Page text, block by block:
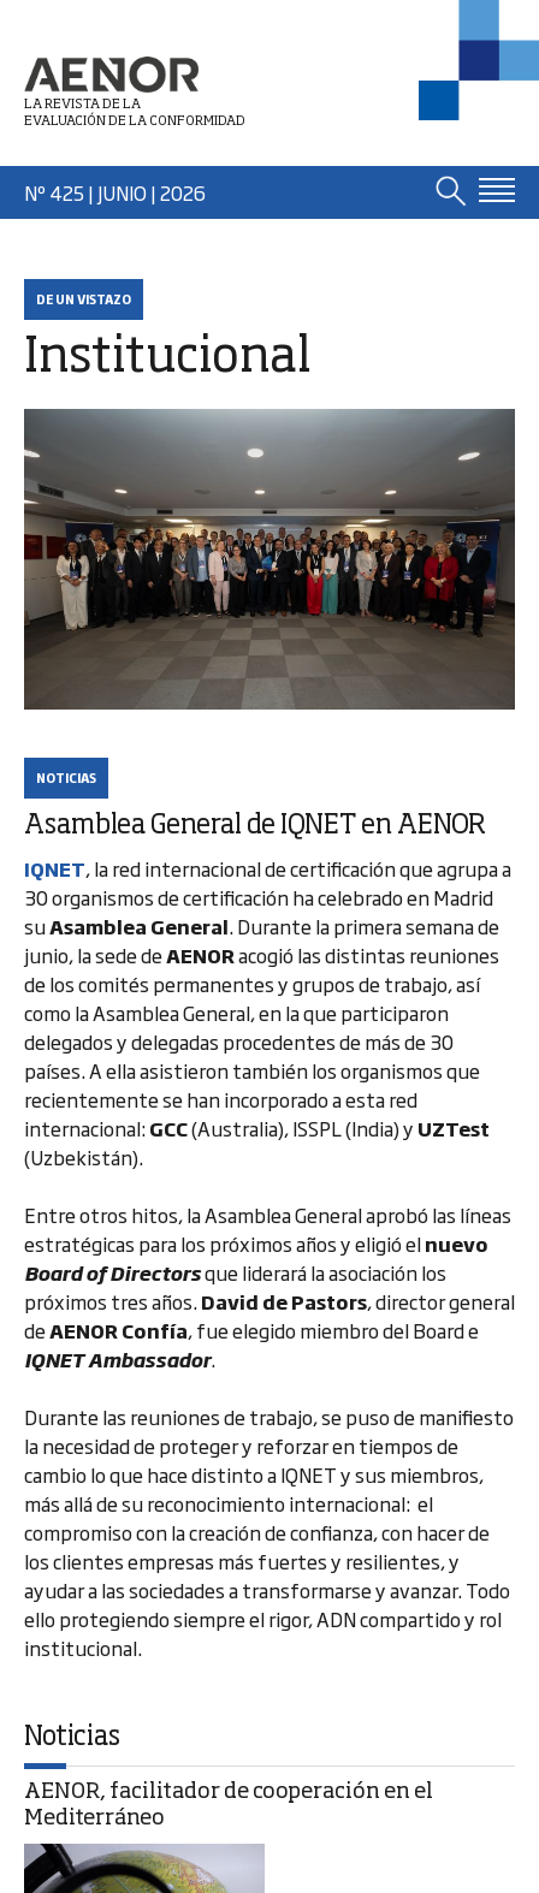
LA REVISTA DE LA
EVALUACIÓN DE LA CONFORMIDAD
Nº 425 | JUNIO| 2026
DE UN VISTAZO
Institucional
NOTICIAS
Asamblea General de IQNET en AENOR
IQNET, la red internacional de certificación que agrupa a
30 organismos de certificación ha celebrado en Madrid
suAsamblea General. Durante la primera semana de
junio, la sede deAENORacogió las distintas reuniones
de los comités permanentes y grupos de trabajo, así
como la Asamblea General, en la que participaron
delegados y delegadas procedentes de más de 30
países. A ella asistieron también los organismos que
recientemente se han incorporado a esta red
internacional:GCC(Australia), ISSPL (India) y UZTest
(Uzbekistán).
Entre otros hitos, la Asamblea General aprobó las líneas
estratégicas para los próximos años y eligió elnuevo
Board of Directorsque liderará la asociación los
próximos tres años.David de Pastors, director general
deAENOR Confía, fue elegido miembro del Board e
IQNET Ambassador.
Durante las reuniones de trabajo, se puso de manifiesto
la necesidad de proteger y reforzar en tiempos de
cambio lo que hace distinto a IQNET y sus miembros,
más allá de su reconocimiento internacional: el
compromiso con la creación de confianza, con hacer de
los clientes empresas más fuertes y resilientes, y
ayudar a las sociedades a transformarse y avanzar. Todo
ello protegiendo siempre el rigor, ADN compartido y rol
institucional.
Noticias
AENOR, facilitador de cooperación en el
Mediterráneo